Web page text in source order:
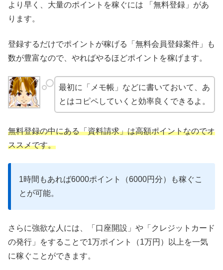
より早く、大量のポイントを稼ぐには 「無料登録」があ
ります。
登録するだけでポイントが稼げる「無料会員登録案件」も
数が豊富なので、やればやるほどポイントを稼げます。
最初に「メモ帳」などに書いておいて、あ
とはコピペしていくと効率良くできるよ。
無料登録の中にある「資料請求」は高額ポイントなのでオ
ススメです。
1時間もあれば6000ポイント（6000円分）も稼ぐこ
とが可能。
さらに強欲な人には、「口座開設」や「クレジットカード
の発行」をすることで1万ポイント（1万円）以上を一気
に稼ぐことができます。